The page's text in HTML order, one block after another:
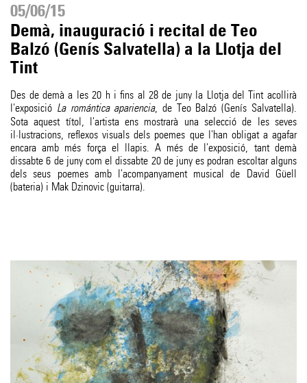
05/06/15
Demà, inauguració i recital de Teo
Balzó (Genís Salvatella) a la Llotja del
Tint
Des de demà a les 20 h i fins al 28 de juny la Llotja del Tint acollirà
l'exposició La romántica apariencia, de Teo Balzó (Genís Salvatella).
Sota aquest títol, l'artista ens mostrarà una selecció de les seves
il·lustracions, reflexos visuals dels poemes que l'han obligat a agafar
encara amb més força el llapis. A més de l'exposició, tant demà
dissabte 6 de juny com el dissabte 20 de juny es podran escoltar alguns
dels seus poemes amb l'acompanyament musical de David Güell
(bateria) i Mak Dzinovic (guitarra).